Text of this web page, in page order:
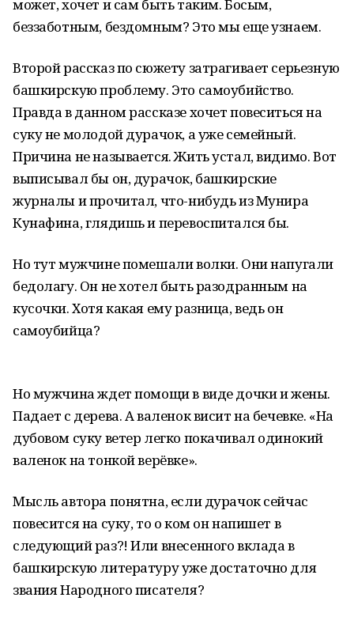
может, хочет и сам быть таким. Босым,
беззаботным, бездомным? Это мы еще узнаем.
Второй рассказ по сюжету затрагивает серьезную
башкирскую проблему. Это самоубийство.
Правда в данном рассказе хочет повеситься на
суку не молодой дурачок, а уже семейный.
Причина не называется. Жить устал, видимо. Вот
выписывал бы он, дурачок, башкирские
журналы и прочитал, что-нибудь из Мунира
Кунафина, глядишь и перевоспитался бы.
Но тут мужчине помешали волки. Они напугали
бедолагу. Он не хотел быть разодранным на
кусочки. Хотя какая ему разница, ведь он
самоубийца?
Но мужчина ждет помощи в виде дочки и жены.
Падает с дерева. А валенок висит на бечевке. «На
дубовом суку ветер легко покачивал одинокий
валенок на тонкой верёвке».
Мысль автора понятна, если дурачок сейчас
повесится на суку, то о ком он напишет в
следующий раз?! Или внесенного вклада в
башкирскую литературу уже достаточно для
звания Народного писателя?